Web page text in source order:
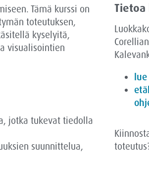
Tämä kurssi on
toteutuksen,
kyselyitä,
visualisointien
jotka tukevat tiedolla
suunnittelua,